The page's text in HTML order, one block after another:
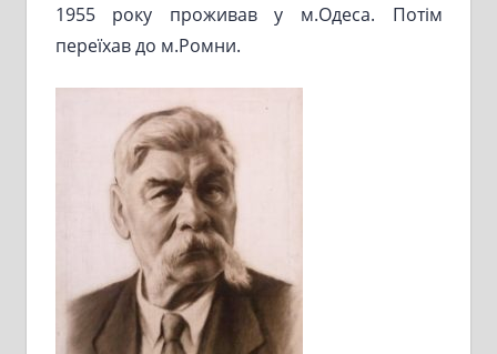
1955 року проживав у м.Одеса. Потім
переїхав до м.Ромни.